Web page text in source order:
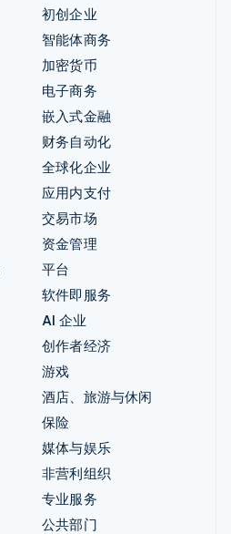
初创企业
智能体商务
加密货币
电子商务
嵌入式金融
财务自动化
全球化企业
应用内支付
交易市场
资金管理
平台
软件即服务
AI 企业
创作者经济
游戏
酒店、旅游与休闲
保险
媒体与娱乐
非营利组织
专业服务
公共部门